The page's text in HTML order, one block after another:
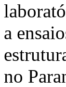
a
no